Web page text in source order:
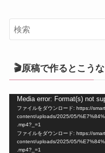
🎬原稿で作るとこうな
Media error: Format(s) not
ファイルをダウンロード: https://
content/uploads/2025/05/
.mp4?_=1
ファイルをダウンロード: https://
content/uploads/2025/05/
.mp4?_=1